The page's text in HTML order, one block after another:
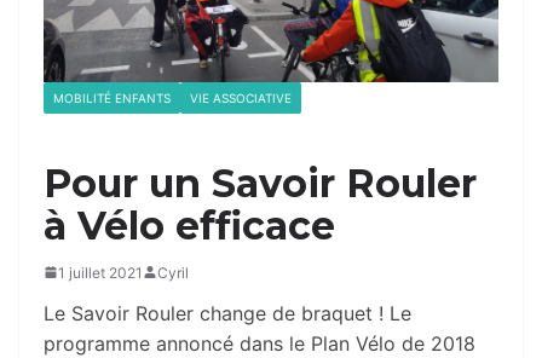
MOBILITÉ ENFANTS VIE ASSOCIATIVE
Pour un Savoir Rouler
à Vélo efficace
1 juillet 2021 Cyril
Le Savoir Rouler change de braquet ! Le
programme annoncé dans le Plan Vélo de 2018